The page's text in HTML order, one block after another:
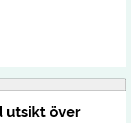
utsikt över